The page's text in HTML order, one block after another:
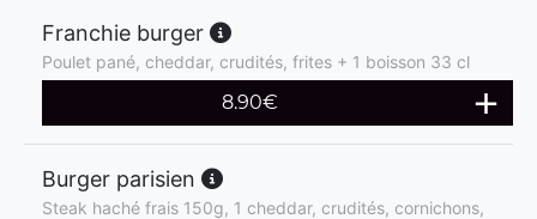
Franchie burger
Poulet pané, cheddar, crudités, frites + 1 boisson 33 cl
8.90€
Burger parisien
Steak haché frais 150g, 1 cheddar, crudités, cornichons,